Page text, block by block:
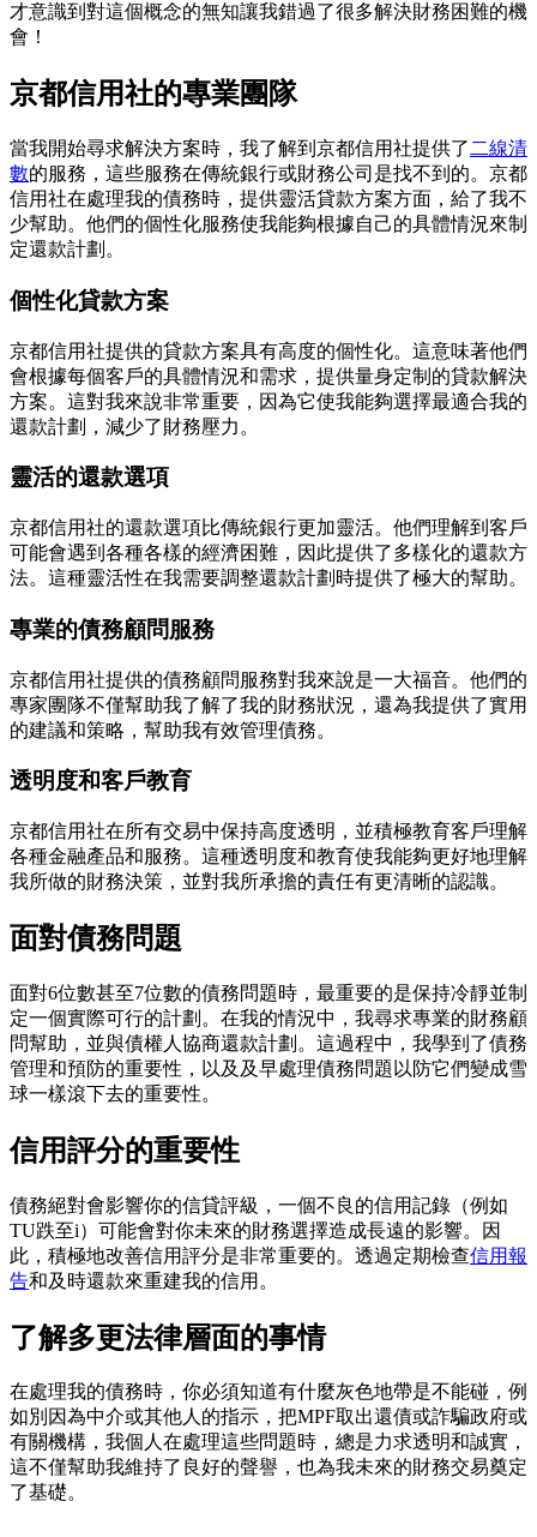
才意識到對這個概念的無知讓我錯過了很多解決財務困難的機
會！
京都信用社的專業團隊
當我開始尋求解決方案時，我了解到京都信用社提供了 二線清
數的服務，這些服務在傳統銀行或財務公司是找不到的。京都
信用社在處理我的債務時，提供靈活貸款方案方面，給了我不
少幫助。他們的個性化服務使我能夠根據自己的具體情況來制
定還款計劃。
個性化貸款方案
京都信用社提供的貸款方案具有高度的個性化。這意味著他們
會根據每個客戶的具體情況和需求，提供量身定制的貸款解決
方案。這對我來說非常重要，因為它使我能夠選擇最適合我的
還款計劃，減少了財務壓力。
靈活的還款選項
京都信用社的還款選項比傳統銀行更加靈活。他們理解到客戶
可能會遇到各種各樣的經濟困難，因此提供了多樣化的還款方
法。這種靈活性在我需要調整還款計劃時提供了極大的幫助。
專業的債務顧問服務
京都信用社提供的債務顧問服務對我來說是一大福音。他們的
專家團隊不僅幫助我了解了我的財務狀況，還為我提供了實用
的建議和策略，幫助我有效管理債務。
透明度和客戶教育
京都信用社在所有交易中保持高度透明，並積極教育客戶理解
各種金融產品和服務。這種透明度和教育使我能夠更好地理解
我所做的財務決策，並對我所承擔的責任有更清晰的認識。
面對債務問題
面對6位數甚至7位數的債務問題時，最重要的是保持冷靜並制
定一個實際可行的計劃。在我的情況中，我尋求專業的財務顧
問幫助，並與債權人協商還款計劃。這過程中，我學到了債務
管理和預防的重要性，以及及早處理債務問題以防它們變成雪
球一樣滾下去的重要性。
信用評分的重要性
債務絕對會影響你的信貸評級，一個不良的信用記錄（例如
TU跌至i）可能會對你未來的財務選擇造成長遠的影響。因
此，積極地改善信用評分是非常重要的。透過定期檢查信用報
告和及時還款來重建我的信用。
了解多更法律層面的事情
在處理我的債務時，你必須知道有什麼灰色地帶是不能碰，例
如別因為中介或其他人的指示，把MPF取出還債或詐騙政府或
有關機構，我個人在處理這些問題時，總是力求透明和誠實，
這不僅幫助我維持了良好的聲譽，也為我未來的財務交易奠定
了基礎。